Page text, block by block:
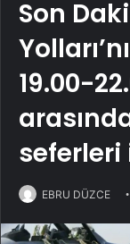
Son
19.00-
EBRU DÜZCE